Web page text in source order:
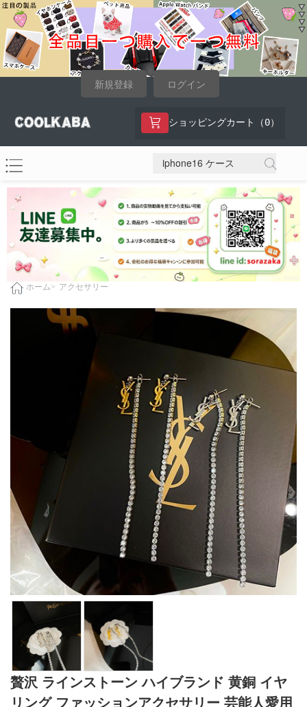
新規登録 ログイン
ショッピングカート（ 0）
ホーム> アクセサリー
贅沢 ラインストーン ハイブランド 黄銅 イヤ
リング ファッションアクセサリー 芸能人愛用